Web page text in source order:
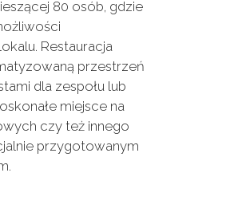
80 osób, gdzie
Restauracja
przestrzeń
dla zespołu lub
miejsce na
czy też innego
przygotowanym